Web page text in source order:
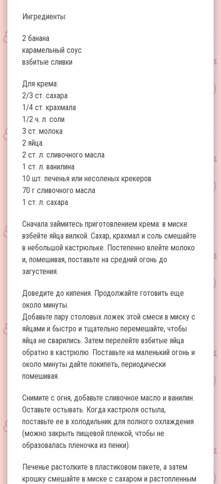
Ингредиенты:
2 банана
карамельный соус
взбитые сливки
Для крема:
2/3 ст. сахара
1/4 ст. крахмала
1/2 ч. л. соли
3 ст. молока
2 яйца
2 ст. л. сливочного масла
1 ст. л. ванилина
10 шт. печенья или несоленых крекеров
70 г сливочного масла
1 ст. л. сахара
Сначала займитесь приготовлением крема: в миске
взбейте яйца вилкой. Сахар, крахмал и соль смешайте
в небольшой кастрюльке. Постепенно влейте молоко
и, помешивая, поставьте на средний огонь до
загустения.
Доведите до кипения. Продолжайте готовить еще
около минуты.
Добавьте пару столовых ложек этой смеси в миску с
яйцами и быстро и тщательно перемешайте, чтобы
яйца не сварились. Затем перелейте взбитые яйца
обратно в кастрюлю. Поставьте на маленький огонь и
около минуты дайте покипеть, периодически
помешивая.
Снимите с огня, добавьте сливочное масло и ванилин.
Оставьте остывать. Когда кастрюля остыла,
поставьте ее в холодильник для полного охлаждения
(можно закрыть пищевой пленкой, чтобы не
образовалась пленочка из пенки).
Печенье растолките в пластиковом пакете, а затем
крошку смешайте в миске с сахаром и растопленным